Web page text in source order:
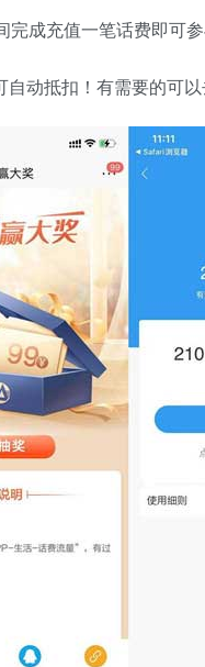
成充值一笔话费即可
动抵扣！有需要的可以